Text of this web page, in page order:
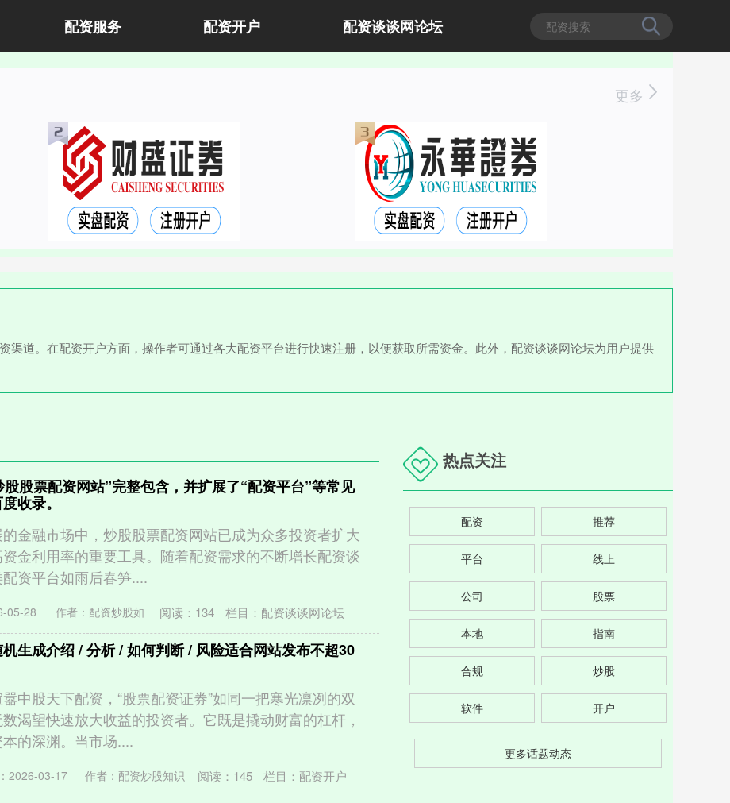
配资服务 配资开户 配资谈谈网论坛
更多
渠道。在配资开户方面，操作者可通过各大配资平台进行快速注册，以便获取所需资金。此外，配资谈谈网论坛为用户提供
股票配资网站”完整包含，并扩展了“配资平台”等常见
收录。
金融市场中，炒股股票配资网站已成为众多投资者扩大
金利用率的重要工具。随着配资需求的不断增长配资谈
资平台如雨后春笋....
05-28 作者：配资炒股如 阅读： 134 栏目： 配资谈谈网论坛
生成介绍 / 分析 / 如何判断 / 风险适合网站发布不超30
中股天下配资，“股票配资证券”如同一把寒光凛冽的双
渴望快速放大收益的投资者。它既是撬动财富的杠杆，
的深渊。当市场....
2026-03-17 作者：配资炒股知识 阅读： 145 栏目： 配资开户
热点关注
配资 推荐
平台 线上
公司 股票
本地 指南
合规 炒股
软件 开户
更多话题动态